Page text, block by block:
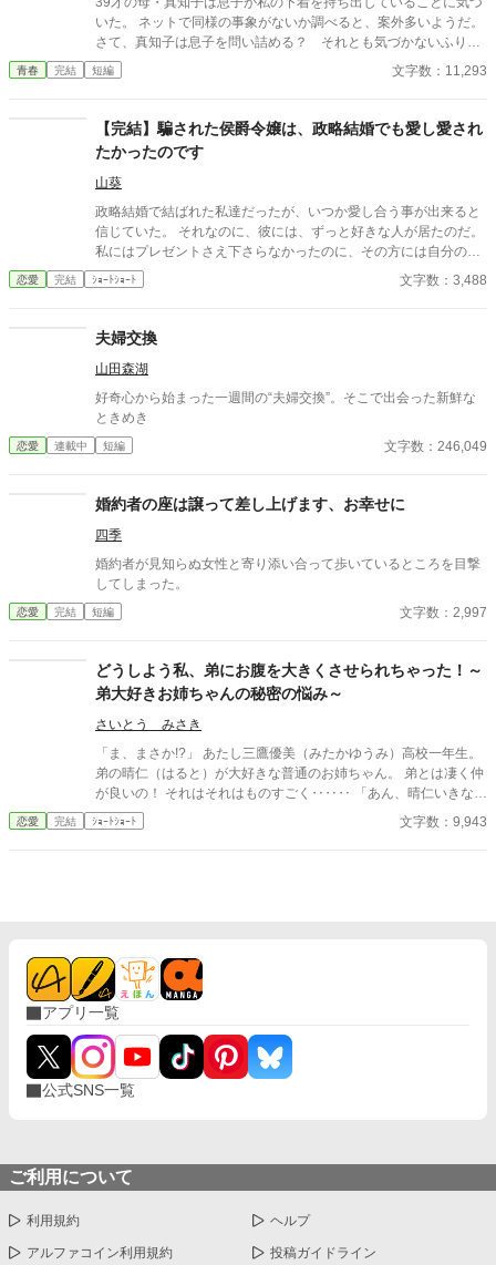
いた。 ネットで同様の事象がないか調べると、案外多いようだ。
さて、真知子は息子を問い詰める？ それとも気づかないふりを
青春 完結 短編 文字数：11,293
【完結】騙された侯爵令嬢は、政略結婚でも愛し愛され
たかったのです
山葵
政略結婚で結ばれた私達だったが、いつか愛し合う事が出来ると
信じていた。 それなのに、彼には、ずっと好きな人が居たのだ。
私にはプレゼントさえ下さらなかったのに、その方には自分の瞳
の宝石を贈っていたなんて…。
恋愛 完結 ｼｮｰﾄｼｮｰﾄ 文字数：3,488
夫婦交換
山田森湖
好奇心から始まった一週間の“夫婦交換”。そこで出会った新鮮な
ときめき
恋愛 連載中 短編 文字数：246,049
婚約者の座は譲って差し上げます、お幸せに
四季
婚約者が見知らぬ女性と寄り添い合って歩いているところを目撃
してしまった。
恋愛 完結 短編 文字数：2,997
どうしよう私、弟にお腹を大きくさせられちゃった！～
弟大好きお姉ちゃんの秘密の悩み～
さいとう みさき
「ま、まさか!?」 あたし三鷹優美（みたかゆうみ）高校一年生。
弟の晴仁（はると）が大好きな普通のお姉ちゃん。 弟とは凄く仲
が良いの！ それはそれはものすごく‥‥‥ 「あん、晴仁いきなり
そんなのお口に入らないよぉ～♡」 そんな関係のあたしたち。 で
もある日トイレであたしはアレが来そうなのになかなか来ないの
恋愛 完結 ｼｮｰﾄｼｮｰﾄ 文字数：9,943
アプリ一覧
公式SNS一覧
ご利用について
利用規約 ヘルプ
アルファコイン利用規約 投稿ガイドライン